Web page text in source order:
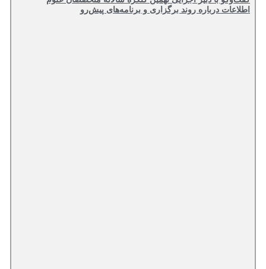
اطلاعات درباره روند برگزاری و برنامه‌های پیش‌رو